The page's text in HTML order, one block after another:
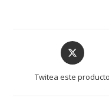
Opens
in
new
Twitea este producto